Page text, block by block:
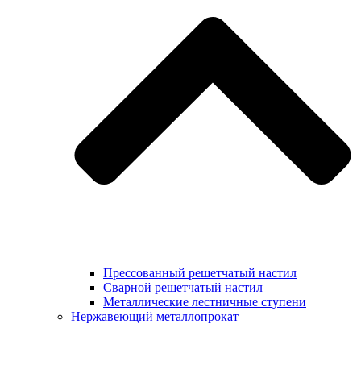
Прессованный решетчатый настил
Сварной решетчатый настил
Металлические лестничные ступени
Нержавеющий металлопрокат